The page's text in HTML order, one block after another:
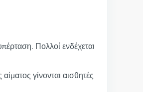
Πολλοί ενδέχεται
γίνονται αισθητές